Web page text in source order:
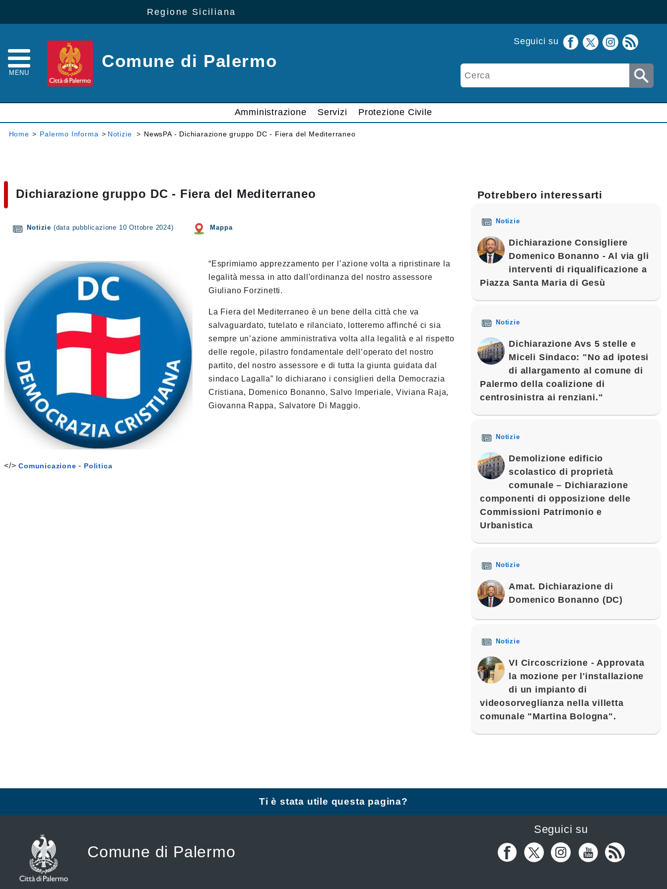
Regione Siciliana
MENU
Comune di Palermo
Seguici su
Amministrazione Servizi Protezione Civile
Home > Palermo Informa > Notizie > NewsPA - Dichiarazione gruppo DC - Fiera del Mediterraneo
Dichiarazione gruppo DC - Fiera del Mediterraneo
Notizie (data pubblicazione 10 Ottobre 2024) Mappa
“Esprimiamo apprezzamento per l’azione volta a ripristinare la
legalità messa in atto dall'ordinanza del nostro assessore
Giuliano Forzinetti.
La Fiera del Mediterraneo è un bene della città che va
salvaguardato, tutelato e rilanciato, lotteremo affinché ci sia
sempre un’azione amministrativa volta alla legalità e al rispetto
delle regole, pilastro fondamentale dell’operato del nostro
partito, del nostro assessore e di tutta la giunta guidata dal
sindaco Lagalla” lo dichiarano i consiglieri della Democrazia
Cristiana, Domenico Bonanno, Salvo Imperiale, Viviana Raja,
Giovanna Rappa, Salvatore Di Maggio.
</>Comunicazione - Politica
Potrebbero interessarti
Notizie
Dichiarazione Consigliere
Domenico Bonanno - Al via gli
interventi di riqualificazione a
Piazza Santa Maria di Gesù
Notizie
Dichiarazione Avs 5 stelle e
Miceli Sindaco: "No ad ipotesi
di allargamento al comune di
Palermo della coalizione di
centrosinistra ai renziani."
Notizie
Demolizione edificio
scolastico di proprietà
comunale – Dichiarazione
componenti di opposizione delle
Commissioni Patrimonio e
Urbanistica
Notizie
Amat. Dichiarazione di
Domenico Bonanno (DC)
Notizie
VI Circoscrizione - Approvata
la mozione per l'installazione
di un impianto di
videosorveglianza nella villetta
comunale "Martina Bologna".
Ti è stata utile questa pagina?
Comune di Palermo
Seguici su